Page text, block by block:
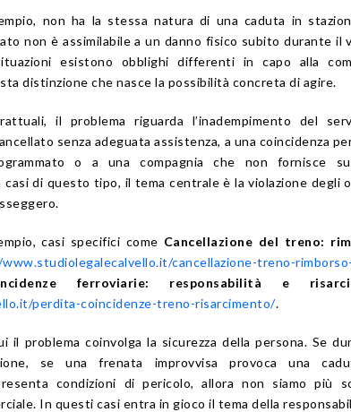
non ha la stessa natura di una caduta in
non è assimilabile a un danno fisico subito durante il
esistono obblighi differenti in capo alla
distinzione che nasce la possibilità concreta di agire.
il problema riguarda l’inadempimento del
senza adeguata assistenza, a una coincidenza
o a una compagnia che non fornisce
di questo tipo, il tema centrale è la violazione degli
casi specifici come Cancellazione del treno:
cancellazione-treno-
ferroviarie: responsabilità e
perdita-coincidenze-treno-risarcimento/.
il problema coinvolga la sicurezza della persona. Se
se una frenata improvvisa provoca una
condizioni di pericolo, allora non siamo più
In questi casi entra in gioco il tema della